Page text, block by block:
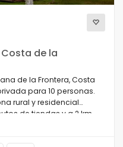
de la
de la Frontera, Costa
para 10 personas.
rural y residencial
de tiendas y a 2 km